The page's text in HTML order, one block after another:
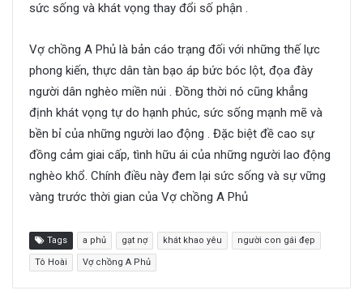
sức sống và khát vọng thay đổi số phận .
Vợ chồng A Phủ là bản cáo trạng đối với những thế lực
phong kiến, thực dân tàn bạo áp bức bóc lột, đọa đày
người dân nghèo miền núi . Đồng thời nó cũng khẳng
định khát vọng tự do hạnh phúc, sức sống mạnh mẽ và
bền bỉ của những người lao động . Đặc biệt đề cao sự
đồng cảm giai cấp, tình hữu ái của những người lao động
nghèo khổ. Chính điều này đem lại sức sống và sự vững
vàng trước thời gian của Vợ chồng A Phủ
Tags a phủ gạt nợ khát khao yêu người con gái đẹp
Tô Hoài Vợ chồng A Phủ